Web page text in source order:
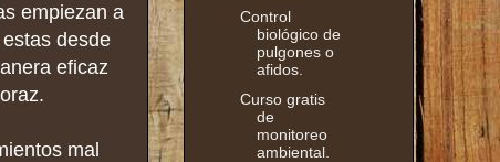
empiezan a
desde
eficaz
mal
Control
biológico de
pulgones o
afidos.
Curso gratis
de
monitoreo
ambiental.